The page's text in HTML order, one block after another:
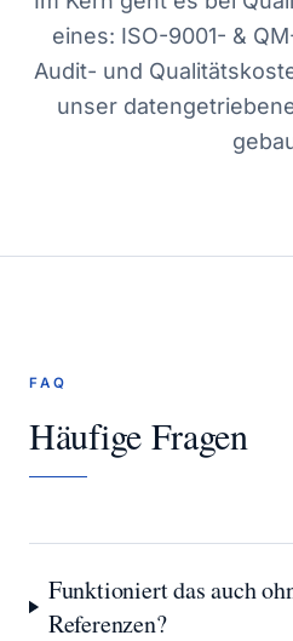
eines: ISO-9001- &
Audit- und
unser
FAQ
Häufige Fragen
Funktioniert das auch
Referenzen?